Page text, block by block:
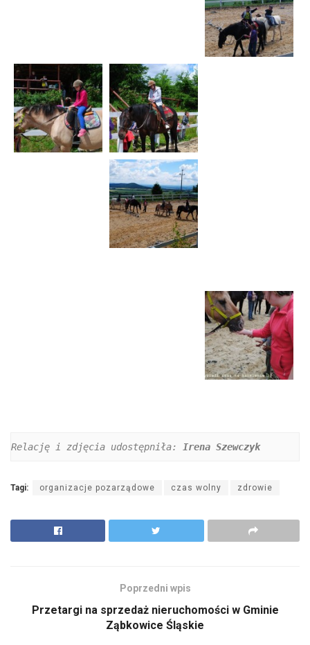
Relację i zdjęcia udostępniła: Irena Szewczyk
Tagi: organizacje pozarządowe czas wolny zdrowie
Poprzedni wpis
Przetargi na sprzedaż nieruchomości w Gminie
Ząbkowice Śląskie